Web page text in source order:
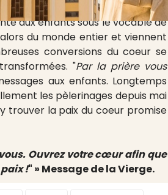
cœur de la Bosnie-Herzégovine,
aux enfants sous le vocable de
du monde entier et viennent
conversions du coeur se
"Par la prière vous
aux enfants. Longtemps
les pèlerinages depuis mai
trouver la paix du coeur promise
Ouvrez votre cœur afin que
!" » Message de la Vierge.